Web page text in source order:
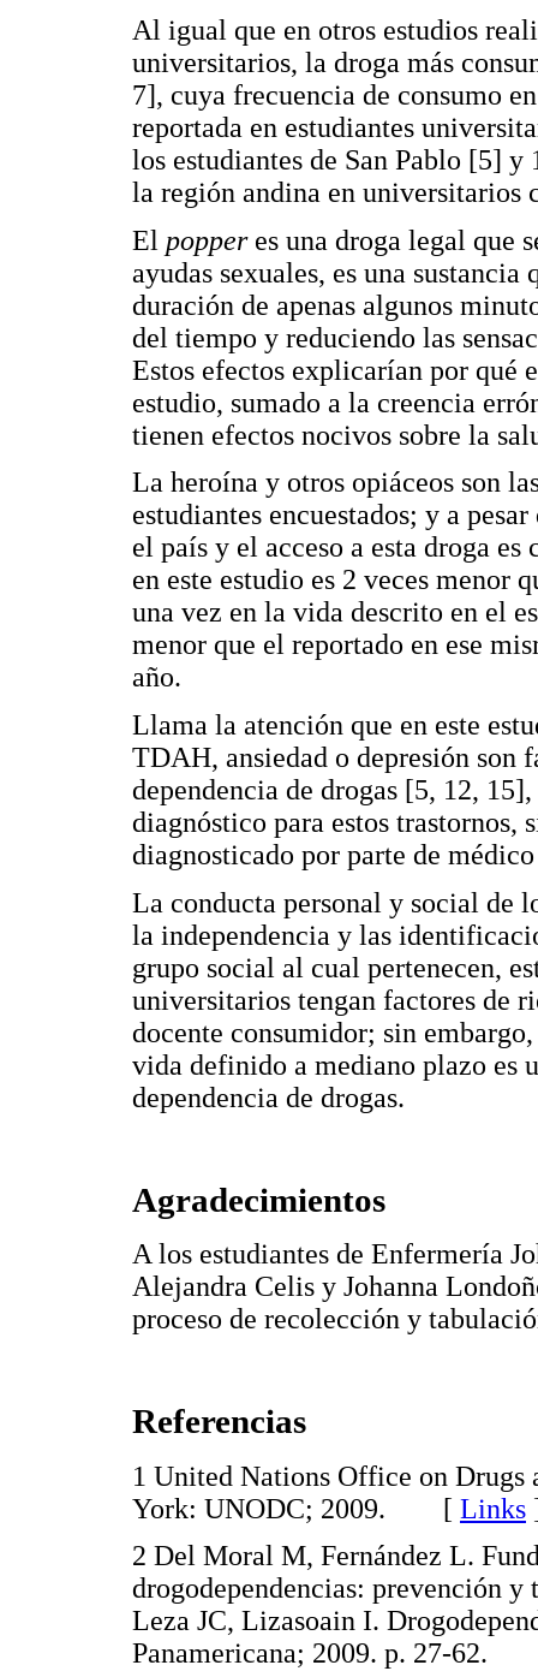
Al igual que en otros estudios
universitarios, la droga más
7], cuya frecuencia de consumo
reportada en estudiantes
los estudiantes de San Pablo [5]
la región andina en universitarios
El popperes una droga legal que
ayudas sexuales, es una
duración de apenas algunos
del tiempo y reduciendo las
Estos efectos explicarían por qué
estudio, sumado a la creencia
tienen efectos nocivos sobre la
La heroína y otros opiáceos son
estudiantes encuestados; y a
el país y el acceso a esta droga
en este estudio es 2 veces menor
una vez en la vida descrito en el
menor que el reportado en ese
año.
Llama la atención que en este
TDAH, ansiedad o depresión son
dependencia de drogas [5, 12,
diagnóstico para estos trastornos,
diagnosticado por parte de
La conducta personal y social de
la independencia y las
grupo social al cual pertenecen,
universitarios tengan factores de
docente consumidor; sin
vida definido a mediano plazo es
dependencia de drogas.
Agradecimientos
A los estudiantes de Enfermería
Alejandra Celis y Johanna
proceso de recolección y
Referencias
1 United Nations Office on
York: UNODC; 2009. [ Links
2 Del Moral M, Fernández L.
drogodependencias: prevención
Leza JC, Lizasoain I.
Panamericana; 2009. p. 27-